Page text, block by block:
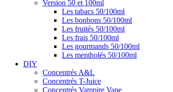
Version 50 et 100ml
Les tabacs 50/100ml
Les bonbons 50/100ml
Les fruités 50/100ml
Les frais 50/100ml
Les gourmands 50/100ml
Les mentholés 50/100ml
DIY
Concentrés A&L
Concentrés T-Juice
Concentrés Vampire Vape